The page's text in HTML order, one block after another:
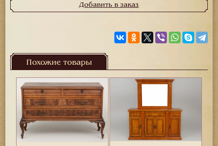
Добавить в заказ
Похожие товары